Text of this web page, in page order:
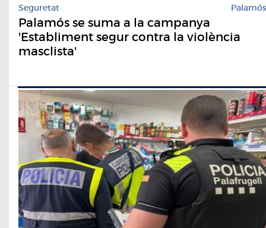
Seguretat Palamós
Palamós se suma a la campanya
'Establiment segur contra la violència
masclista'